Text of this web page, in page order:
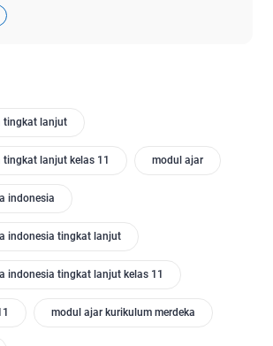
tingkat lanjut
lanjut kelas 11 modul ajar
indonesia
indonesia tingkat lanjut
indonesia tingkat lanjut kelas 11
modul ajar kurikulum merdeka